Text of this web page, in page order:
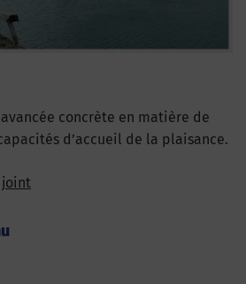
avancée concrète en matière de
d’accueil de la plaisance.
joint